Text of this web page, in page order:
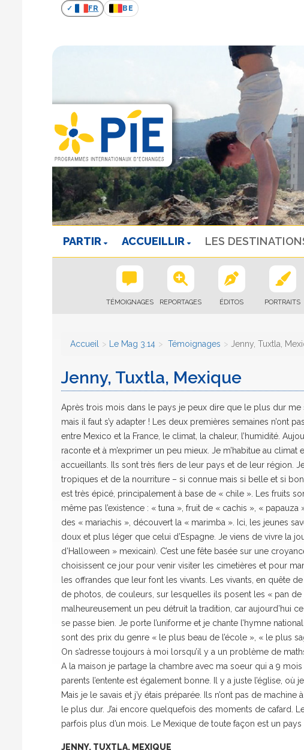
FR BE
PARTIR ACCUEILLIR LES
TÉMOIGNAGES REPORTAGES ÉDITOS PORTRAITS
Accueil Le Mag 3.14 Témoignages Jenny, Tuxtla,
Jenny, Tuxtla, Mexique
Après trois mois dans le pays je peux dire que le plus dur
mais il faut s’y adapter ! Les deux premières semaines n’ont
entre Mexico et la France, le climat, la chaleur, l’humidité.
raconte et à m’exprimer un peu mieux. Je m’habitue au
accueillants. Ils sont très fiers de leur pays et de leur région.
tropiques et de la nourriture – si connue mais si belle et si
est très épicé, principalement à base de « chile ». Les fruits
même pas l’existence : « tuna », fruit de « cachis », «
des « mariachis », découvert la « marimba ». Ici, les jeunes
doux et plus léger que celui d’Espagne. Je viens de vivre la
d’Halloween » mexicain). C’est une fête basée sur une
choisissent ce jour pour venir visiter les cimetières et pour
les offrandes que leur font les vivants. Les vivants, en quête
de photos, de couleurs, sur lesquelles ils posent les « pan
malheureusement un peu détruit la tradition, car aujourd’hui
se passe bien. Je porte l’uniforme et je chante l’hymne
sont des prix du genre « le plus beau de l’école », « le plus
On s’adresse toujours à moi lorsqu’il y a un problème de
A la maison je partage la chambre avec ma soeur qui a 9
parents l’entente est également bonne. Il y a juste l’église,
Mais je le savais et j’y étais préparée. Ils n’ont pas de
le plus dur. J’ai encore quelquefois des moments de cafard.
parfois plus d’un mois. Le Mexique de toute façon est un pays
JENNY. TUXTLA. MEXIQUE